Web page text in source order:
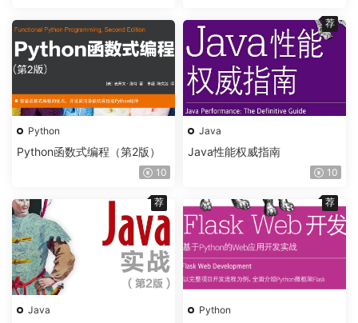
Python
Python函数式编程（第2版）
10
Java
Java性能权威指南
10
荐
Java
荐
Python
荐